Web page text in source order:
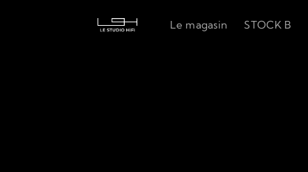
Le magasin STOCK B